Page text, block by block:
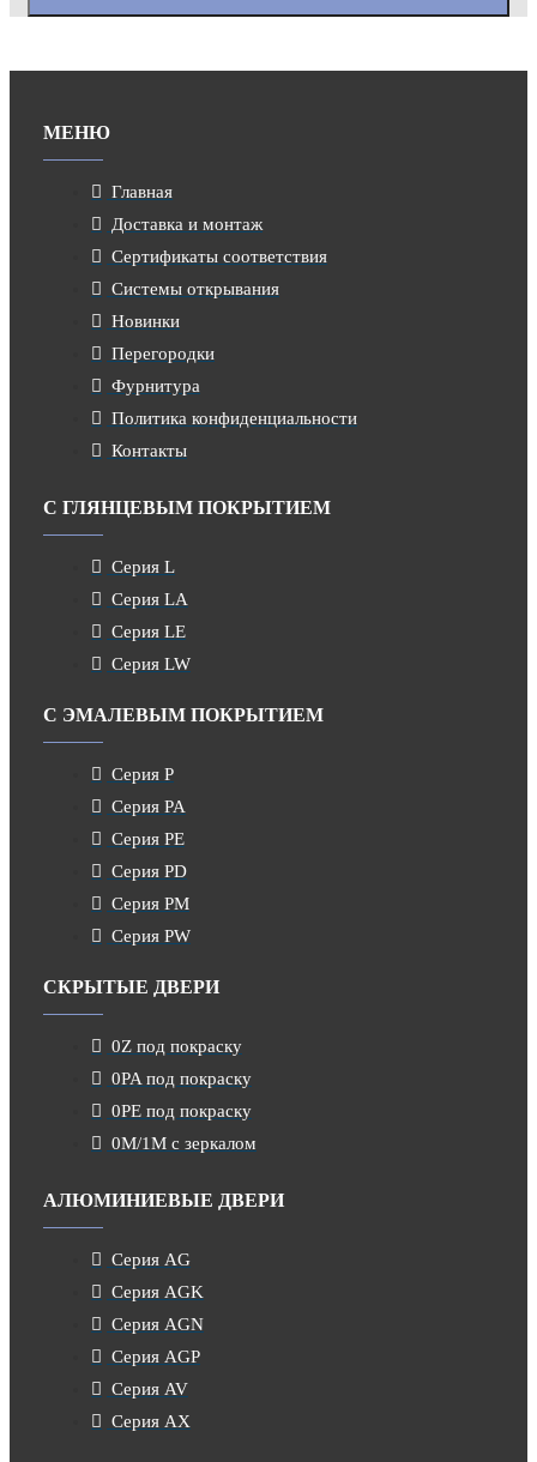
МЕНЮ
Главная
Доставка и монтаж
Сертификаты соответствия
Системы открывания
Новинки
Перегородки
Фурнитура
Политика конфиденциальности
Контакты
С ГЛЯНЦЕВЫМ ПОКРЫТИЕМ
Серия L
Серия LA
Серия LE
Серия LW
С ЭМАЛЕВЫМ ПОКРЫТИЕМ
Серия P
Серия PA
Серия PE
Серия PD
Серия PM
Серия PW
СКРЫТЫЕ ДВЕРИ
0Z под покраску
0PA под покраску
0PE под покраску
0M/1M с зеркалом
АЛЮМИНИЕВЫЕ ДВЕРИ
Серия AG
Серия AGK
Серия AGN
Серия AGP
Серия AV
Серия AX